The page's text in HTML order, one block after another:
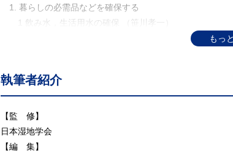
1. 暮らしの必需品などを確保する
1 飲み水，生活用水の確保 （笹川孝一）
5 酒と酢 （笹川孝一）
6 郷土料理
─湿地の恵みと「和食」─ （佐々木美貴）
7 生活と生業で使う （高田雅之）
8 輸送手段 （島谷幸宏） 20
執筆者紹介
【監 修】
日本湿地学会
【編 集】